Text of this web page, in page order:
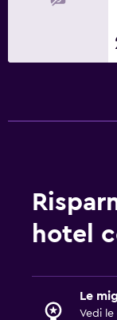
hotel
Le
Vedi